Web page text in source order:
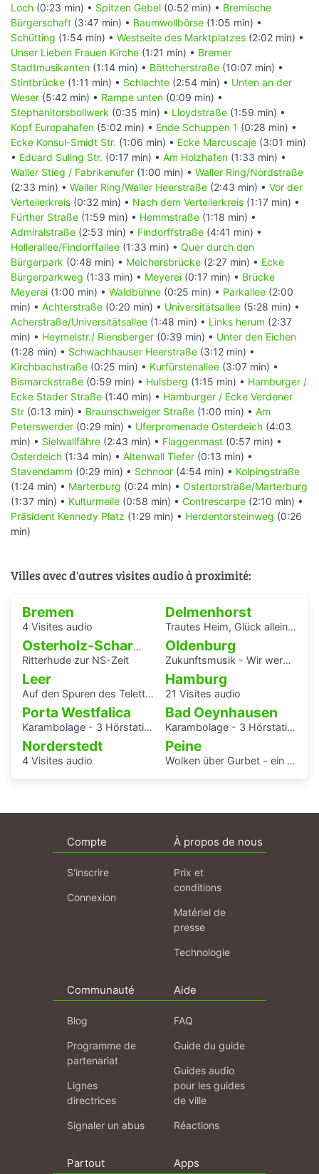
Loch (0:23 min) • Spitzen Gebel (0:52 min) • Bremische
Bürgerschaft (3:47 min) • Baumwollbörse (1:05 min) •
Schütting (1:54 min) • Westseite des Marktplatzes (2:02 min) •
Unser Lieben Frauen Kirche (1:21 min) • Bremer
Stadtmusikanten (1:14 min) • Böttcherstraße (10:07 min) •
Stintbrücke (1:11 min) • Schlachte (2:54 min) • Unten an der
Weser (5:42 min) • Rampe unten (0:09 min) •
Stephanitorsbollwerk (0:35 min) • Lloydstraße (1:59 min) •
Kopf Europahafen (5:02 min) • Ende Schuppen 1 (0:28 min) •
Ecke Konsul-Smidt Str. (1:06 min) • Ecke Marcuscaje (3:01 min)
• Eduard Suling Str. (0:17 min) • Am Holzhafen (1:33 min) •
Waller Stieg / Fabrikenufer (1:00 min) • Waller Ring/Nordstraße
(2:33 min) • Waller Ring/Waller Heerstraße (2:43 min) • Vor der
Verteilerkreis (0:32 min) • Nach dem Verteilerkreis (1:17 min) •
Fürther Straße (1:59 min) • Hemmstraße (1:18 min) •
Admiralstraße (2:53 min) • Findorffstraße (4:41 min) •
Hollerallee/Findorffallee (1:33 min) • Quer durch den
Bürgerpark (0:48 min) • Melchersbrücke (2:27 min) • Ecke
Bürgerparkweg (1:33 min) • Meyerei (0:17 min) • Brücke
Meyerei (1:00 min) • Waldbühne (0:25 min) • Parkallee (2:00
min) • Achterstraße (0:20 min) • Universitätsallee (5:28 min) •
Acherstraße/Universitätsallee (1:48 min) • Links herum (2:37
min) • Heymelstr./ Riensberger (0:39 min) • Unter den Eichen
(1:28 min) • Schwachhauser Heerstraße (3:12 min) •
Kirchbachstraße (0:25 min) • Kurfürstenallee (3:07 min) •
Bismarckstraße (0:59 min) • Hulsberg (1:15 min) • Hamburger /
Ecke Stader Straße (1:40 min) • Hamburger / Ecke Verdener
Str (0:13 min) • Braunschweiger Straße (1:00 min) • Am
Peterswerder (0:29 min) • Uferpromenade Osterdeich (4:03
min) • Sielwallfähre (2:43 min) • Flaggenmast (0:57 min) •
Osterdeich (1:34 min) • Altenwall Tiefer (0:13 min) •
Stavendamm (0:29 min) • Schnoor (4:54 min) • Kolpingstraße
(1:24 min) • Marterburg (0:24 min) • Ostertorstraße/Marterburg
(1:37 min) • Kulturmeile (0:58 min) • Contrescarpe (2:10 min) •
Präsident Kennedy Platz (1:29 min) • Herdentorsteinweg (0:26
min)
Villes avec d'autres visites audio à proximité:
Bremen
4 Visites audio
Delmenhorst
Trautes Heim, Glück allein - interaktiver Audiowalk zum Einfamilienhaus von Katrin Bretschneider &Company
Osterholz-Scharmbeck
Ritterhude zur NS-Zeit
Oldenburg
Zukunftsmusik - Wir werden uns erinnert haben.
Leer
Auf den Spuren des Teletta-Groß-Gymnasiums und seiner Namensgeberin
Hamburg
21 Visites audio
Porta Westfalica
Karambolage - 3 Hörstationen
Bad Oeynhausen
Karambolage - 3 Hörstationen
Norderstedt
4 Visites audio
Peine
Wolken über Gurbet - ein Hörspaziergang im Schatten des Stahlwerks
Compte
S'inscrire
Connexion
À propos de nous
Prix et
conditions
Matériel de
presse
Technologie
Communauté
Blog
Programme de
partenariat
Lignes
directrices
Signaler un abus
Aide
FAQ
Guide du guide
Guides audio
pour les guides
de ville
Réactions
Partout Apps